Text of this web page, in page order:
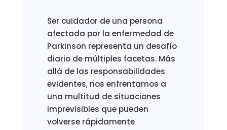
Ser cuidador de una persona
afectada por la enfermedad de
Parkinson representa un desafío
diario de múltiples facetas. Más
allá de las responsabilidades
evidentes, nos enfrentamos a
una multitud de situaciones
imprevisibles que pueden
volverse rápidamente